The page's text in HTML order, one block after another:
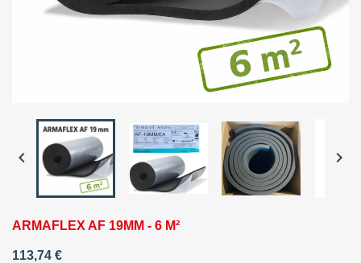
 
ARMAFLEX AF 19MM - 6 M²
113,74 €